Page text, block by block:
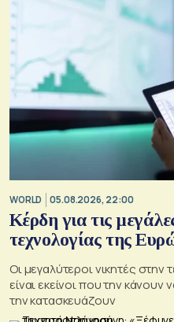
WORLD 05.08.2026, 22:00
Κέρδη για τις
τεχνολογίας της
Οι μεγαλύτεροι νικητές
είναι εκείνοι που την κάνουν
την κατασκευάζουν